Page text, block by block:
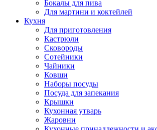
Бокалы для пива
Для мартини и коктейлей
Кухня
Для приготовления
Кастрюли
Сковороды
Сотейники
Чайники
Ковши
Наборы посуды
Посуда для запекания
Крышки
Кухонная утварь
Жаровни